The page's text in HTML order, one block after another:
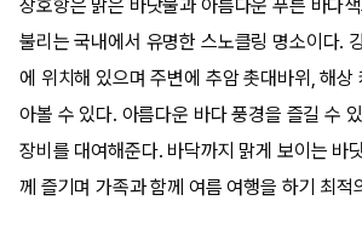
장호항은 맑은 바닷물과 아름다운 푸른 바다
불리는 국내에서 유명한 스노클링 명소이다.
에 위치해 있으며 주변에 추암 촛대바위, 해상
아볼 수 있다. 아름다운 바다 풍경을 즐길 수
장비를 대여해준다. 바닥까지 맑게 보이는 바
께 즐기며 가족과 함께 여름 여행을 하기 최적